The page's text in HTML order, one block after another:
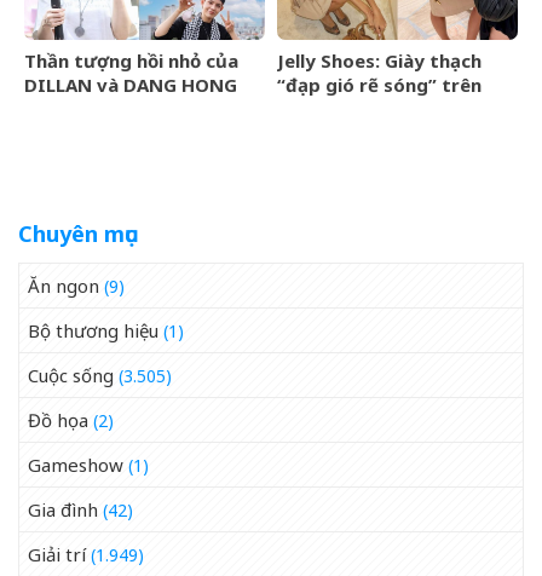
Thần tượng hồi nhỏ của
DILLAN và DANG HONG
Jelly Shoes: Giày thạch
“đạp gió rẽ sóng” trên
Chuyên mục
Ăn ngon (9)
Bộ thương hiệu (1)
Cuộc sống (3.505)
Đồ họa (2)
Gameshow (1)
Gia đình (42)
Giải trí(1.949)